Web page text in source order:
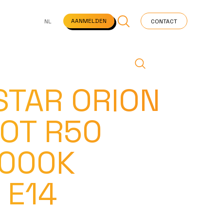
VEELGESTELDE VRAGEN STARTPAGINA NEWS
NL AANMELDEN CONTACT
ORION
R50